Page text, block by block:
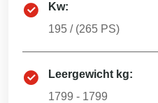
Kw:
195 / (265 PS)
Leergewicht kg:
1799 - 1799